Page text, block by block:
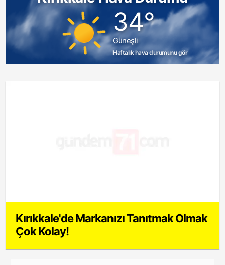
34°
Güneşli
Haftalık hava durumunu gör
Kırıkkale'de Markanızı Tanıtmak Olmak
Çok Kolay!